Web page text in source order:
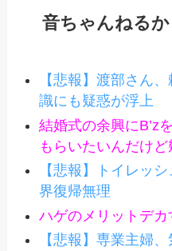
音ちゃんねる
【悲報】渡部さん
識にも疑惑が浮上
結婚式の余興にB’z
もらいたいんだけ
【悲報】トイレッ
界復帰無理
ハゲのメリットデカ
【悲報】専業主婦